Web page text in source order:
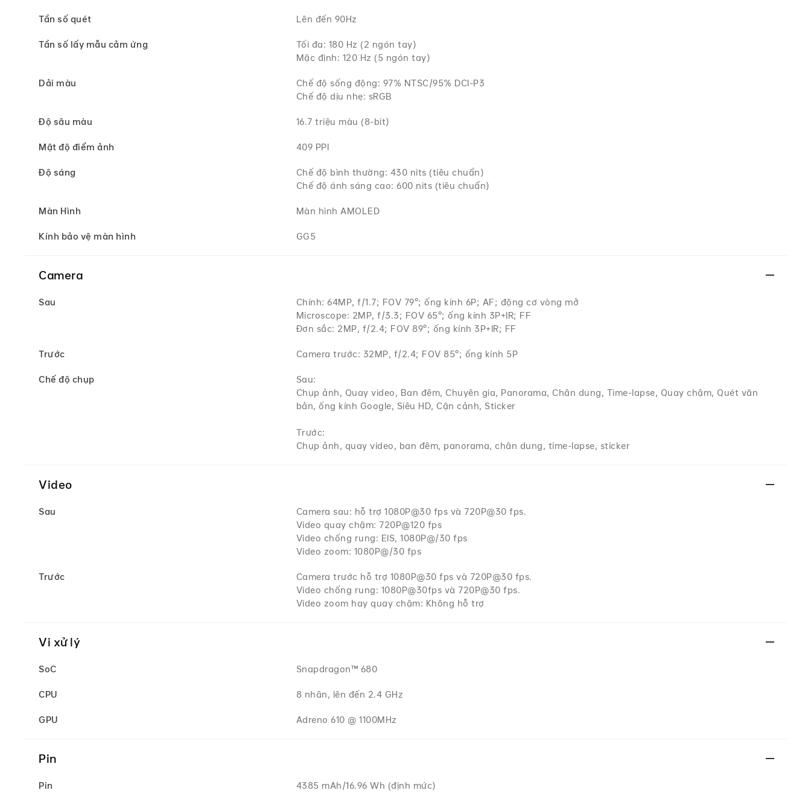
Tần số quét Lên đến 90Hz
Tần số lấy mẫu cảm ứng
Tối đa: 180 Hz (2 ngón tay)
Mặc định: 120 Hz (5 ngón tay)
Dải màu
Chế độ sống động: 97% NTSC/95% DCI-P3
Chế độ dịu nhẹ: sRGB
Độ sâu màu 16.7 triệu màu (8-bit)
Mật độ điểm ảnh 409 PPI
Độ sáng
Chế độ bình thường: 430 nits (tiêu chuẩn)
Chế độ ánh sáng cao: 600 nits (tiêu chuẩn)
Màn Hình Màn hình AMOLED
Kính bảo vệ màn hình GG5
Camera
Sau
Chính: 64MP, f/1.7; FOV 79°; ống kính 6P; AF; động cơ vòng mở
Microscope: 2MP, f/3.3; FOV 65°; ống kính 3P+IR; FF
Đơn sắc: 2MP, f/2.4; FOV 89°; ống kính 3P+IR; FF
Trước Camera trước: 32MP, f/2.4; FOV 85°; ống kính 5P
Chế độ chụp
Sau:
Chụp ảnh, Quay video, Ban đêm, Chuyên gia, Panorama, Chân dung, Time-lapse, Quay chậm, Quét văn
bản, ống kính Google, Siêu HD, Cận cảnh, Sticker
Trước:
Chụp ảnh, quay video, ban đêm, panorama, chân dung, time-lapse, sticker
Video
Sau
Camera sau: hỗ trợ 1080P@30 fps và 720P@30 fps.
Video quay chậm: 720P@120 fps
Video chống rung: EIS, 1080P@/30 fps
Video zoom: 1080P@/30 fps
Trước
Camera trước hỗ trợ 1080P@30 fps và 720P@30 fps.
Video chống rung: 1080P@30fps và 720P@30 fps.
Video zoom hay quay chậm: Không hỗ trợ
Vi xử lý
SoC Snapdragon™ 680
CPU 8 nhân, lên đến 2.4 GHz
GPU Adreno 610 @ 1100MHz
Pin
Pin
4385 mAh/16.96 Wh (định mức)